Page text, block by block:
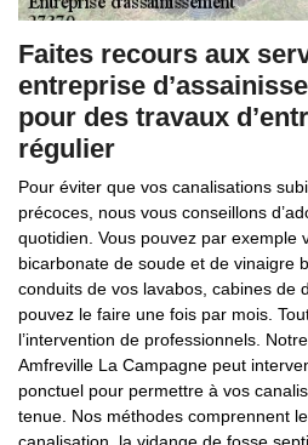
Faites recours aux
entreprise
pour des travaux
régulier
Pour éviter que vos canalisations
précoces, nous vous conseillons
quotidien. Vous pouvez par exemple
bicarbonate de soude et de vinaigre
conduits de vos lavabos, cabines de
pouvez le faire une fois par mois.
l’intervention de professionnels.
Amfreville La Campagne peut
ponctuel pour permettre à vos
tenue. Nos méthodes comprennent